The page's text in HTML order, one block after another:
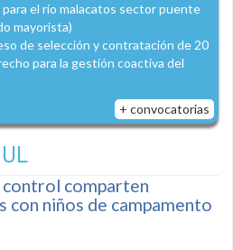
el río malacatos sector puente
mayorista)
de selección y contratación de 20
para la gestión coactiva del
+ convocatorias
comparten
con niños de campamento